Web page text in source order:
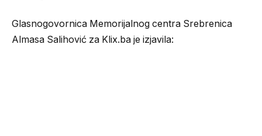
Glasnogovornica Memorijalnog centra Srebrenica
Almasa Salihović za Klix.ba je izjavila: